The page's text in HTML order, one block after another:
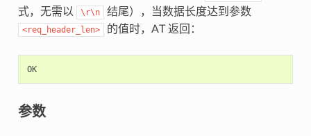
式，无需以 \r\n 结尾），当数据长度达到参数
<req_header_len> 的值时，AT 返回：
OK
参数